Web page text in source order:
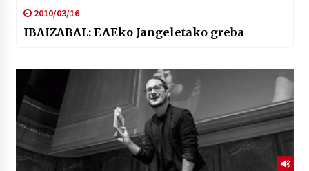
2010/03/16
IBAIZABAL: EAEko Jangeletako greba